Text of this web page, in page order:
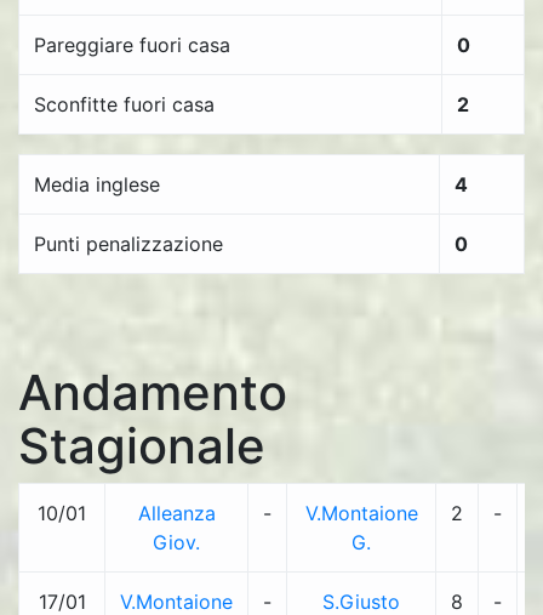
Pareggiare fuori casa 0
Sconfitte fuori casa 2
Media inglese 4
Punti penalizzazione 0
Andamento
Stagionale
10/01
Alleanza
Giov.
-
V.Montaione
G.
2 -
17/01
V.Montaione
-
S.Giusto
8 -